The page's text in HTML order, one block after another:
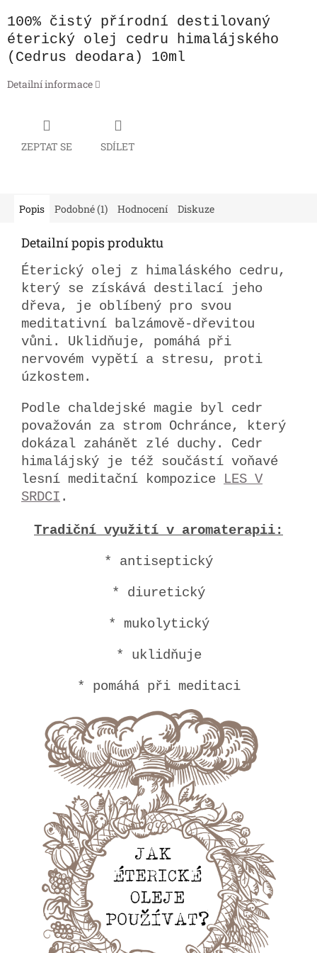
100% čistý přírodní destilovaný
éterický olej cedru himalájského
(Cedrus deodara) 10ml
Detailní informace
ZEPTAT SE SDÍLET
Popis Podobné (1) Hodnocení Diskuze
Detailní popis produktu
Éterický olej z himaláského cedru,
který se získává destilací jeho
dřeva, je oblíbený pro svou
meditativní balzámově-dřevitou
vůni. Uklidňuje, pomáhá při
nervovém vypětí a stresu, proti
úzkostem.
Podle chaldejské magie byl cedr
považován za strom Ochránce, který
dokázal zahánět zlé duchy. Cedr
himalájský je též součástí voňavé
lesní meditační kompozice LES V
SRDCI .
Tradiční využití v aromaterapii:
* antiseptický
* diuretický
* mukolytický
* uklidňuje
* pomáhá při meditaci